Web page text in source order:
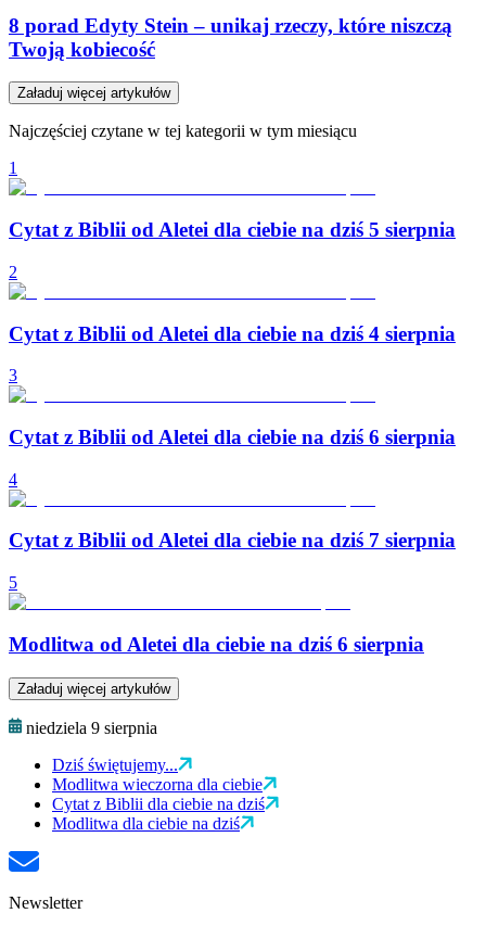
8 porad Edyty Stein – unikaj rzeczy, które niszczą
Twoją kobiecość
Załaduj więcej artykułów
Najczęściej czytane w tej kategorii w tym miesiącu
1
Cytat z Biblii od Aletei dla ciebie na dziś 5 sierpnia
2
Cytat z Biblii od Aletei dla ciebie na dziś 4 sierpnia
3
Cytat z Biblii od Aletei dla ciebie na dziś 6 sierpnia
4
Cytat z Biblii od Aletei dla ciebie na dziś 7 sierpnia
5
Modlitwa od Aletei dla ciebie na dziś 6 sierpnia
Załaduj więcej artykułów
niedziela 9 sierpnia
Dziś świętujemy...
Modlitwa wieczorna dla ciebie
Cytat z Biblii dla ciebie na dziś
Modlitwa dla ciebie na dziś
Newsletter